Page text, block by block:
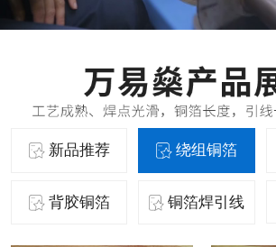
新品推荐 绕组铜箔
背胶铜箔 铜箔焊引线